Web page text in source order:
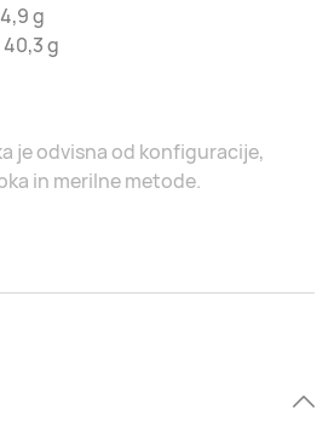
g
g
je odvisna od konfiguracije,
in merilne metode.